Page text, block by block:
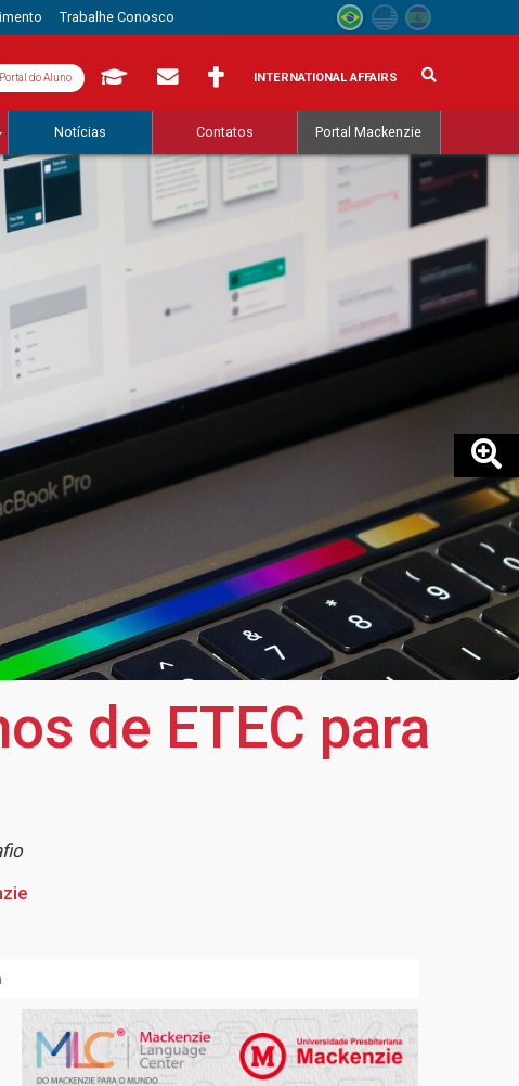
Trabalhe Conosco
Portal do Aluno INTERNATIONAL AFFAIRS
Notícias Contatos Portal Mackenzie
de ETEC para